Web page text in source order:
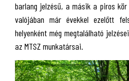
barlang jelzésű, a másik a piros
valójában már évekkel ezelőtt
helyenként még megtalálható
az MTSZ munkatársai.